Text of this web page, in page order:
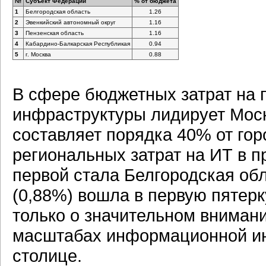
1
Белгородская область
1.26
2
Эвенкийский автономный округ
1.16
3
Пензенская область
1.16
4
Кабардино-Балкарская Республикая
0.94
5
г. Москва 0.88
В сфере бюджетных затрат
инфраструктуры лидирует
составляет порядка 40% от
региональных затрат на ИТ в
первой стала Белгородская
(0,88%) вошла в первую
только о значительном
масштабах информационной
столице.